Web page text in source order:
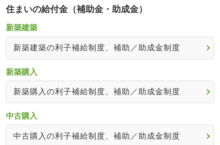
住まいの給付金（補助金・助成金）
新築建築
新築建築の利子補給制度、補助／助成金制度
新築購入
新築購入の利子補給制度、補助／助成金制度
中古購入
中古購入の利子補給制度、補助／助成金制度